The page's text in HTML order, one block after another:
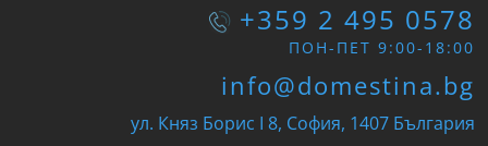
+359 2 495 0578
ПОН-ПЕТ 9:00-18:00
info@domestina.bg
ул. Княз Борис I 8, София, 1407 България